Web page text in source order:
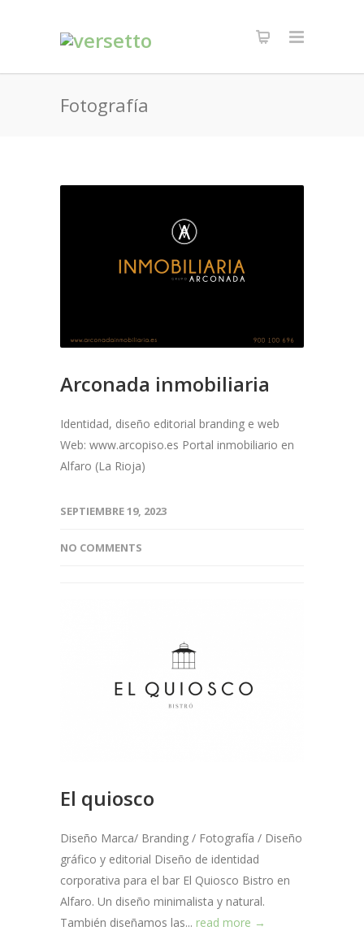
Fotografía
Arconada inmobiliaria
Identidad, diseño editorial branding e web
Web: www.arcopiso.es Portal inmobiliario en
Alfaro (La Rioja)
SEPTIEMBRE 19, 2023
NO COMMENTS
El quiosco
Diseño Marca/ Branding / Fotografía / Diseño
gráfico y editorial Diseño de identidad
corporativa para el bar El Quiosco Bistro en
Alfaro. Un diseño minimalista y natural.
También diseñamos las... read more →